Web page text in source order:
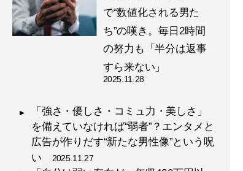
で“数値化される男た
ち”の嘆き。毎日2時間
の努力も「半分は返事
すら来ない」
2025.11.28
「強さ・優しさ・コミュ力・美しさ」
を備えていなければ“弱者”？エンタメと
広告が作りだす“新たな男性像”という呪
い
2025.11.27